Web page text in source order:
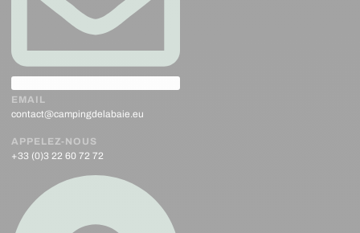
EMAIL
contact@campingdelabaie.eu
APPELEZ-NOUS
+33 (0)3 22 60 72 72